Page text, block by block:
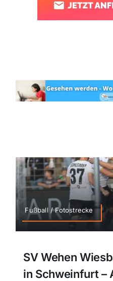
Fußball / Fotostrecke
SV Wehen
in Schweinfurt